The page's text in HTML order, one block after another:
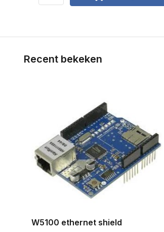
Recent bekeken
W5100 ethernet shield